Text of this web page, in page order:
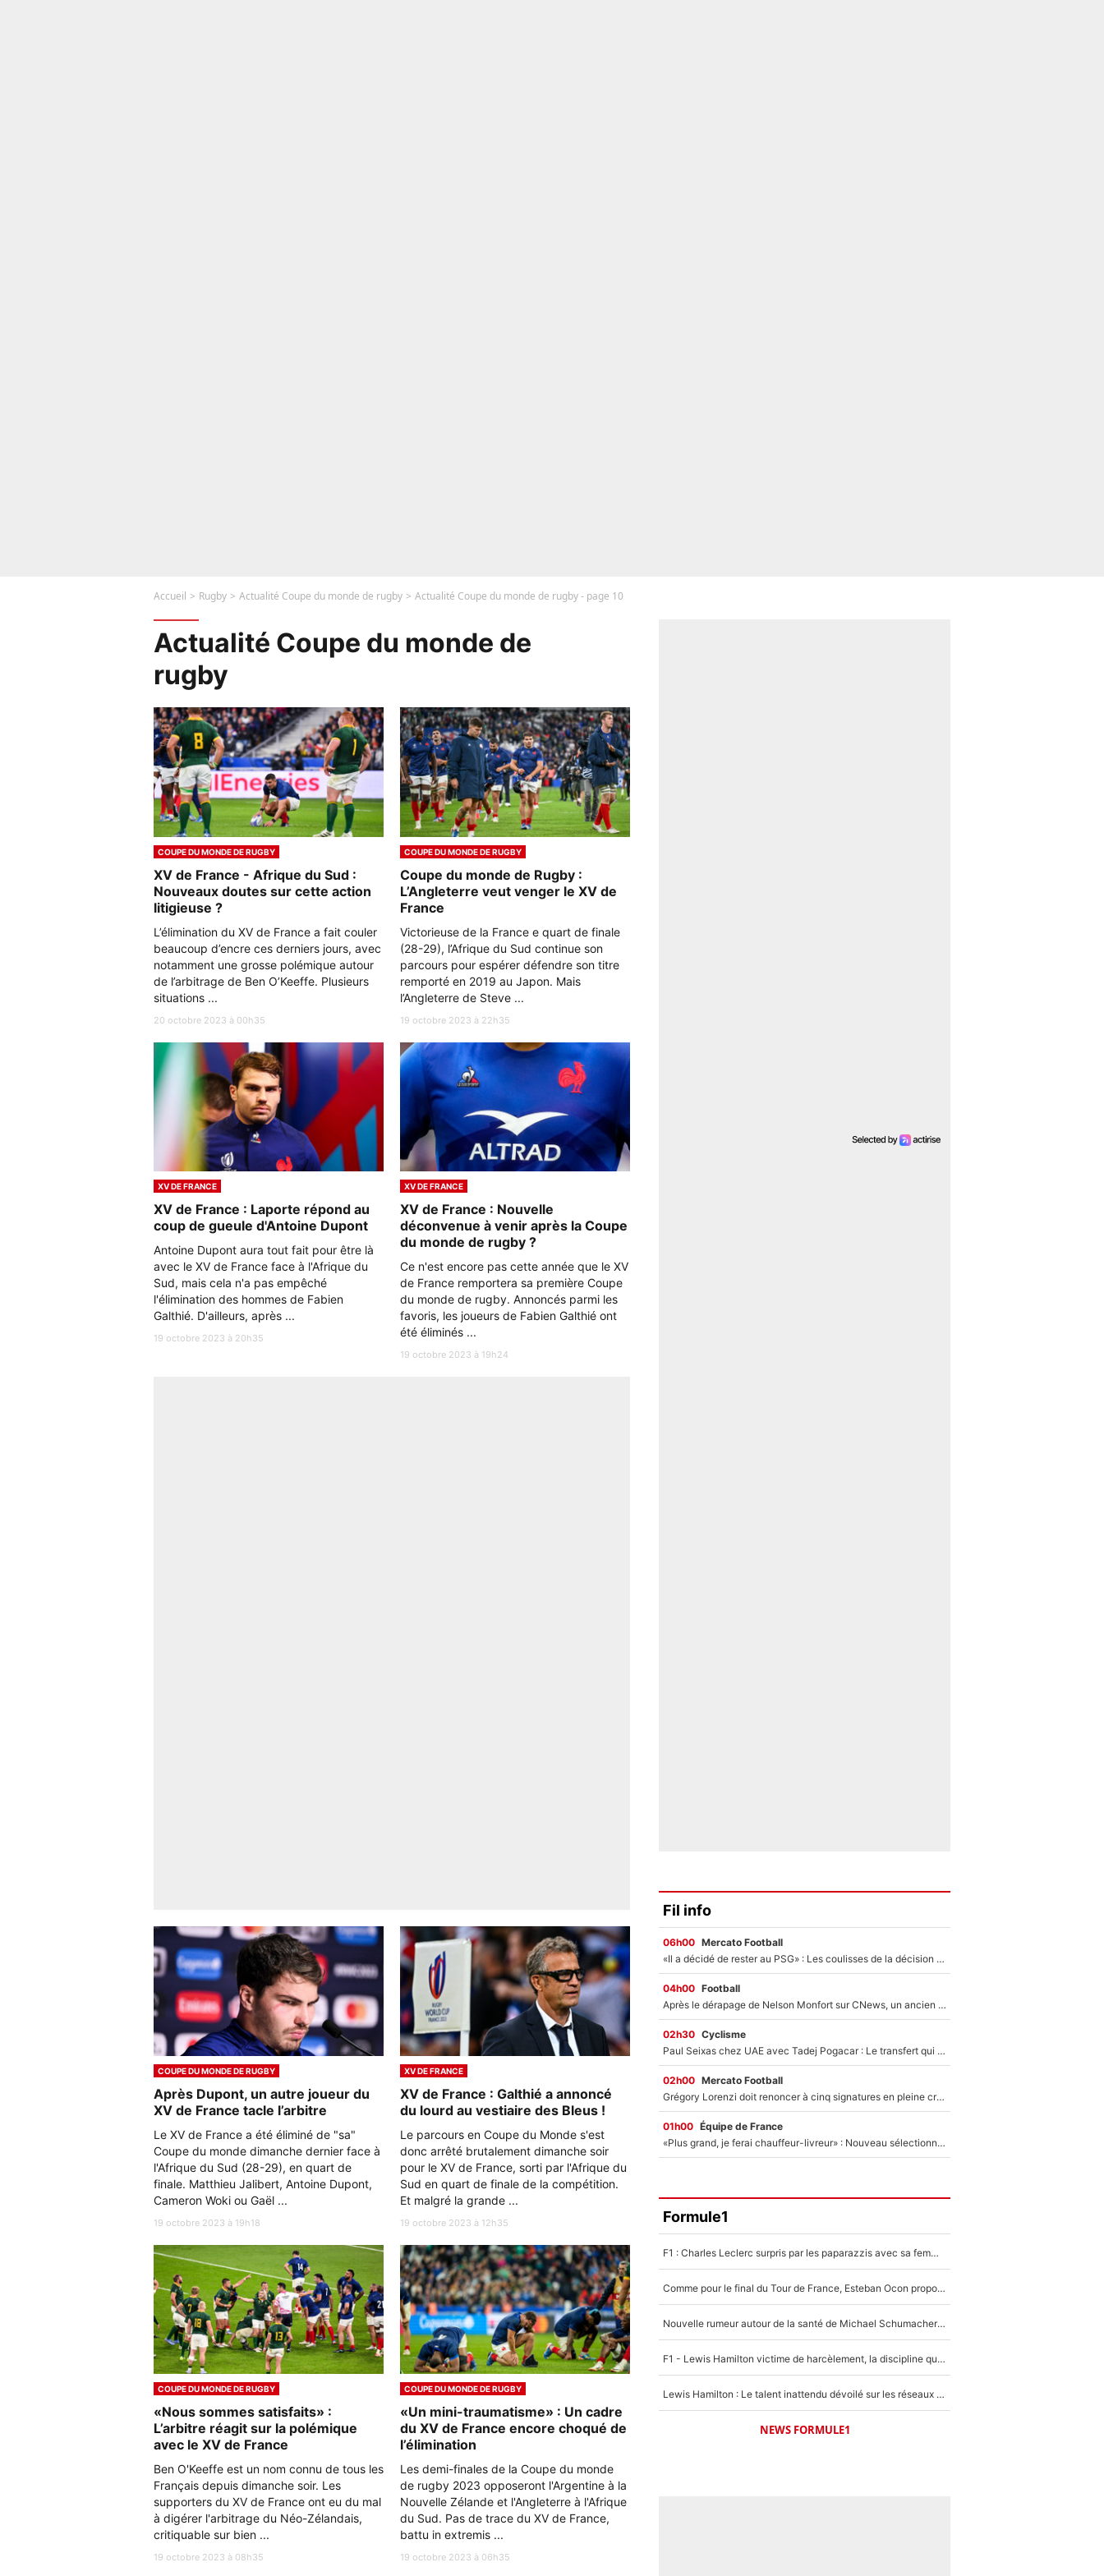
Accueil Rugby Actualité Coupe du monde de rugby Actualité Coupe du monde de rugby - page 10
Actualité Coupe du monde de
rugby
COUPE DU MONDE DE RUGBY
XV de France - Afrique du Sud :
Nouveaux doutes sur cette action
litigieuse ?
L’élimination du XV de France a fait couler
beaucoup d’encre ces derniers jours, avec
notamment une grosse polémique autour
de l’arbitrage de Ben O’Keeffe. Plusieurs
situations ...
20 octobre 2023 à 00h35
COUPE DU MONDE DE RUGBY
Coupe du monde de Rugby :
L’Angleterre veut venger le XV de
France
Victorieuse de la France e quart de finale
(28-29), l’Afrique du Sud continue son
parcours pour espérer défendre son titre
remporté en 2019 au Japon. Mais
l’Angleterre de Steve ...
19 octobre 2023 à 22h35
XV DE FRANCE
XV de France : Laporte répond au
coup de gueule d'Antoine Dupont
Antoine Dupont aura tout fait pour être là
avec le XV de France face à l'Afrique du
Sud, mais cela n'a pas empêché
l'élimination des hommes de Fabien
Galthié. D'ailleurs, après ...
19 octobre 2023 à 20h35
XV DE FRANCE
XV de France : Nouvelle
déconvenue à venir après la Coupe
du monde de rugby ?
Ce n'est encore pas cette année que le XV
de France remportera sa première Coupe
du monde de rugby. Annoncés parmi les
favoris, les joueurs de Fabien Galthié ont
été éliminés ...
19 octobre 2023 à 19h24
COUPE DU MONDE DE RUGBY
Après Dupont, un autre joueur du
XV de France tacle l’arbitre
Le XV de France a été éliminé de "sa"
Coupe du monde dimanche dernier face à
l'Afrique du Sud (28-29), en quart de
finale. Matthieu Jalibert, Antoine Dupont,
Cameron Woki ou Gaël ...
19 octobre 2023 à 19h18
XV DE FRANCE
XV de France : Galthié a annoncé
du lourd au vestiaire des Bleus !
Le parcours en Coupe du Monde s'est
donc arrêté brutalement dimanche soir
pour le XV de France, sorti par l'Afrique du
Sud en quart de finale de la compétition.
Et malgré la grande ...
19 octobre 2023 à 12h35
COUPE DU MONDE DE RUGBY
«Nous sommes satisfaits» :
L’arbitre réagit sur la polémique
avec le XV de France
Ben O'Keeffe est un nom connu de tous les
Français depuis dimanche soir. Les
supporters du XV de France ont eu du mal
à digérer l'arbitrage du Néo-Zélandais,
critiquable sur bien ...
19 octobre 2023 à 08h35
COUPE DU MONDE DE RUGBY
«Un mini-traumatisme» : Un cadre
du XV de France encore choqué de
l’élimination
Les demi-finales de la Coupe du monde
de rugby 2023 opposeront l'Argentine à la
Nouvelle Zélande et l'Angleterre à l'Afrique
du Sud. Pas de trace du XV de France,
battu in extremis ...
19 octobre 2023 à 06h35
Fil info
06h00 Mercato Football
«Il a décidé de rester au PSG» : Les coulisses de la décision de Lucas Chevalier pour son transfert
04h00 Football
Après le dérapage de Nelson Monfort sur CNews, un ancien journaliste de France Télévisions relance la polémique sur les incendies en Gironde
02h30 Cyclisme
Paul Seixas chez UAE avec Tadej Pogacar : Le transfert qui effraie le peloton, «c’est la pire des choses qui puisse arriver»
02h00 Mercato Football
Grégory Lorenzi doit renoncer à cinq signatures en pleine crise financière : L’IA propose sept noms à l’OM pour un mercato réussi... à seulement 5M€ !
01h00 Équipe de France
«Plus grand, je ferai chauffeur-livreur» : Nouveau sélectionneur des Bleus, Zinédine Zidane s’était imaginé un avenir très différent lorsqu'il était enfant
Formule1
F1 : Charles Leclerc surpris par les paparazzis avec sa femme, les rumeurs étaient vraies !
Comme pour le final du Tour de France, Esteban Ocon propose un Grand Prix de Formule 1 à Paris : «Autour de l’Arc de Triomphe, ce serait génial» !
Nouvelle rumeur autour de la santé de Michael Schumacher : Sa femme Corinna sort du silence
F1 - Lewis Hamilton victime de harcèlement, la discipline qui lui a évité le pire : «J'aurais probablement mal tourné»
Lewis Hamilton : Le talent inattendu dévoilé sur les réseaux sociaux qui a impressionné Kim Kardashian pendant leurs vacances en amoureux !
NEWS FORMULE1